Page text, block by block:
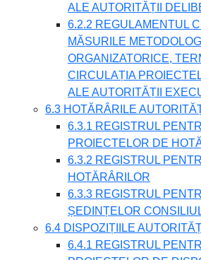
ALE AUTORITĂȚII
6.2.2 REGULAMENTUL
MĂSURILE
ORGANIZATORICE,
CIRCULAȚIA
ALE AUTORITĂȚII
6.3 HOTĂRÂRILE
6.3.1 REGISTRUL
PROIECTELOR DE
6.3.2 REGISTRUL
HOTĂRÂRILOR
6.3.3 REGISTRUL
ȘEDINȚELOR
6.4 DISPOZIȚIILE
6.4.1 REGISTRUL